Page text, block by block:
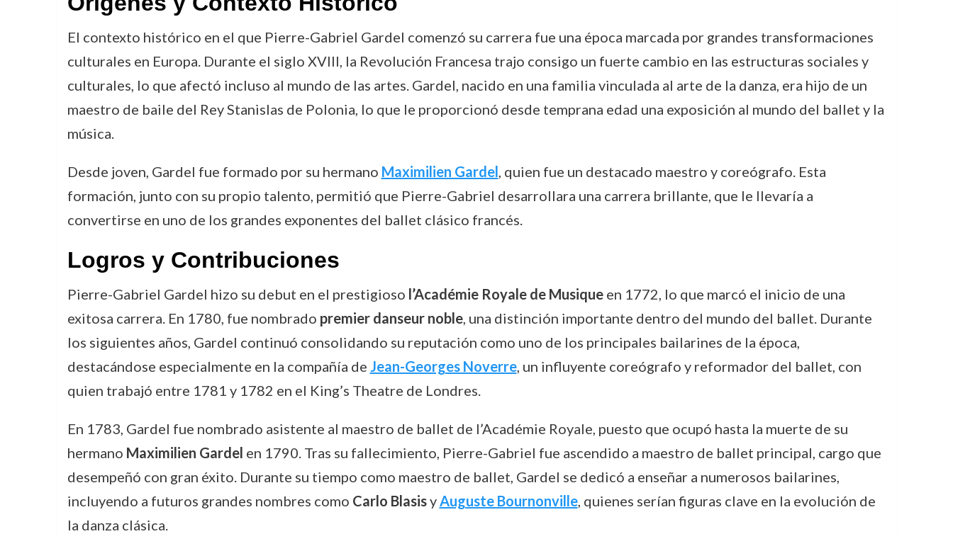
El contexto histórico en el que Pierre-Gabriel Gardel comenzó su carrera fue una época marcada por grandes transformaciones
culturales en Europa. Durante el siglo XVIII, la Revolución Francesa trajo consigo un fuerte cambio en las estructuras sociales y
culturales, lo que afectó incluso al mundo de las artes. Gardel, nacido en una familia vinculada al arte de la danza, era hijo de un
maestro de baile del Rey Stanislas de Polonia, lo que le proporcionó desde temprana edad una exposición al mundo del ballet y la
música.
Desde joven, Gardel fue formado por su hermano Maximilien Gardel, quien fue un destacado maestro y coreógrafo. Esta
formación, junto con su propio talento, permitió que Pierre-Gabriel desarrollara una carrera brillante, que le llevaría a
convertirse en uno de los grandes exponentes del ballet clásico francés.
Logros y Contribuciones
Pierre-Gabriel Gardel hizo su debut en el prestigioso l’Académie Royale de Musiqueen 1772, lo que marcó el inicio de una
exitosa carrera. En 1780, fue nombrado premier danseur noble, una distinción importante dentro del mundo del ballet. Durante
los siguientes años, Gardel continuó consolidando su reputación como uno de los principales bailarines de la época,
destacándose especialmente en la compañía de Jean-Georges Noverre, un influyente coreógrafo y reformador del ballet, con
quien trabajó entre 1781 y 1782 en el King’s Theatre de Londres.
En 1783, Gardel fue nombrado asistente al maestro de ballet de l’Académie Royale, puesto que ocupó hasta la muerte de su
hermano Maximilien Gardel en 1790. Tras su fallecimiento, Pierre-Gabriel fue ascendido a maestro de ballet principal, cargo que
desempeñó con gran éxito. Durante su tiempo como maestro de ballet, Gardel se dedicó a enseñar a numerosos bailarines,
incluyendo a futuros grandes nombres como Carlo BlasisyAuguste Bournonville, quienes serían figuras clave en la evolución de
la danza clásica.